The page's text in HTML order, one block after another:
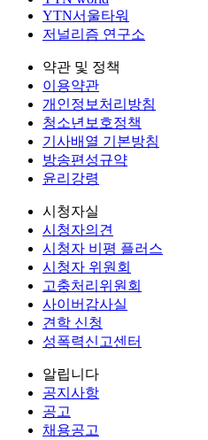
YTN서울타워
저널리즘 연구소
약관 및 정책
이용약관
개인정보처리방침
청소년보호정책
기사배열 기본방침
방송편성규약
윤리강령
시청자실
시청자의견
시청자 비평 플러스
시청자 위원회
고충처리위원회
사이버감사실
견학 신청
성폭력신고센터
알립니다
공지사항
공고
채용공고